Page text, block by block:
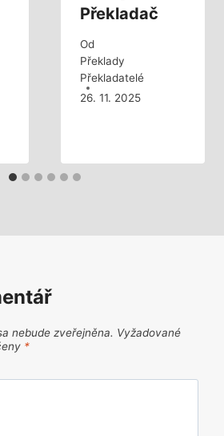
Překladač
Od
Překlady
Překladatelé
26. 11. 2025
nebude zveřejněna. Vyžadované
*